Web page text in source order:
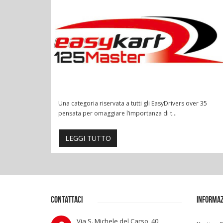
Una categoria riservata a tutti gli EasyDrivers over 35
pensata per omaggiare l’importanza di t...
LEGGI TUTTO
CONTATTACI